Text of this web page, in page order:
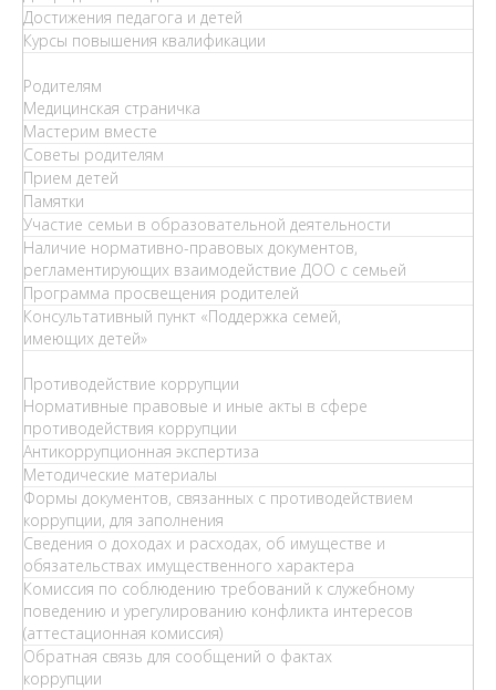
Достижения педагога и детей
Курсы повышения квалификации
Родителям
Медицинская страничка
Мастерим вместе
Советы родителям
Прием детей
Памятки
Участие семьи в образовательной деятельности
Наличие нормативно-правовых документов,
регламентирующих взаимодействие ДОО с семьей
Программа просвещения родителей
Консультативный пункт «Поддержка семей,
имеющих детей»
Противодействие коррупции
Нормативные правовые и иные акты в сфере
противодействия коррупции
Антикоррупционная экспертиза
Методические материалы
Формы документов, связанных с противодействием
коррупции, для заполнения
Сведения о доходах и расходах, об имуществе и
обязательствах имущественного характера
Комиссия по соблюдению требований к служебному
поведению и урегулированию конфликта интересов
(аттестационная комиссия)
Обратная связь для сообщений о фактах
коррупции